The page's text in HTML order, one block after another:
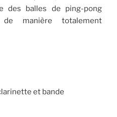
des balles de ping-pong
manière totalement
et bande